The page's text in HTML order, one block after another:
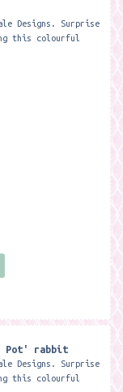
Designs. Surprise
this colourful
Pot' rabbit
Designs. Surprise
this colourful